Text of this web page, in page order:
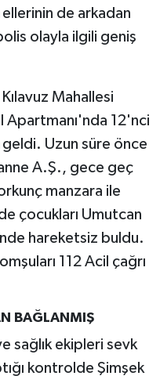
de arkadan
olayla ilgili geniş
Mahallesi
Apartmanı'nda 12'nci
Uzun süre önce
A.Ş., gece geç
manzara ile
çocukları Umutcan
hareketsiz buldu.
112 Acil çağrı
BAĞLANMIŞ
sağlık ekipleri sevk
kontrolde Şimşek